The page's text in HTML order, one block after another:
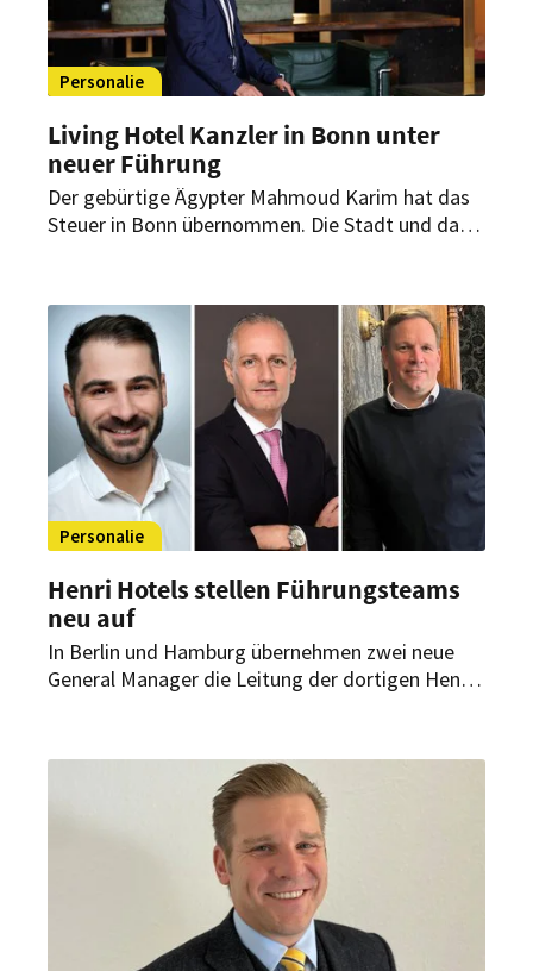
Personalie
Living Hotel Kanzler in Bonn unter
neuer Führung
Der gebürtige Ägypter Mahmoud Karim hat das
Steuer in Bonn übernommen. Die Stadt und das
Magnus Schwartze.
Personalie
Henri Hotels stellen Führungsteams
neu auf
In Berlin und Hamburg übernehmen zwei neue
General Manager die Leitung der dortigen Henri-
Beförderung.